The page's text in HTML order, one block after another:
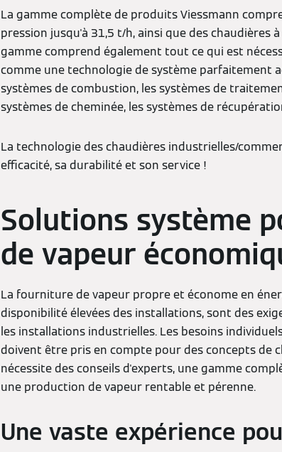
La gamme complète de produits Viessmann
pression jusqu'à 31,5 t/h, ainsi que des chaudières
gamme comprend également tout ce qui est
comme une technologie de système parfaitement
systèmes de combustion, les systèmes de
systèmes de cheminée, les systèmes de
La technologie des chaudières industrielles/
efficacité, sa durabilité et son service !
Solutions système
de vapeur
La fourniture de vapeur propre et économe en
disponibilité élevées des installations, sont des
les installations industrielles. Les besoins
doivent être pris en compte pour des concepts de
nécessite des conseils d'experts, une gamme
une production de vapeur rentable et pérenne.
Une vaste expérience